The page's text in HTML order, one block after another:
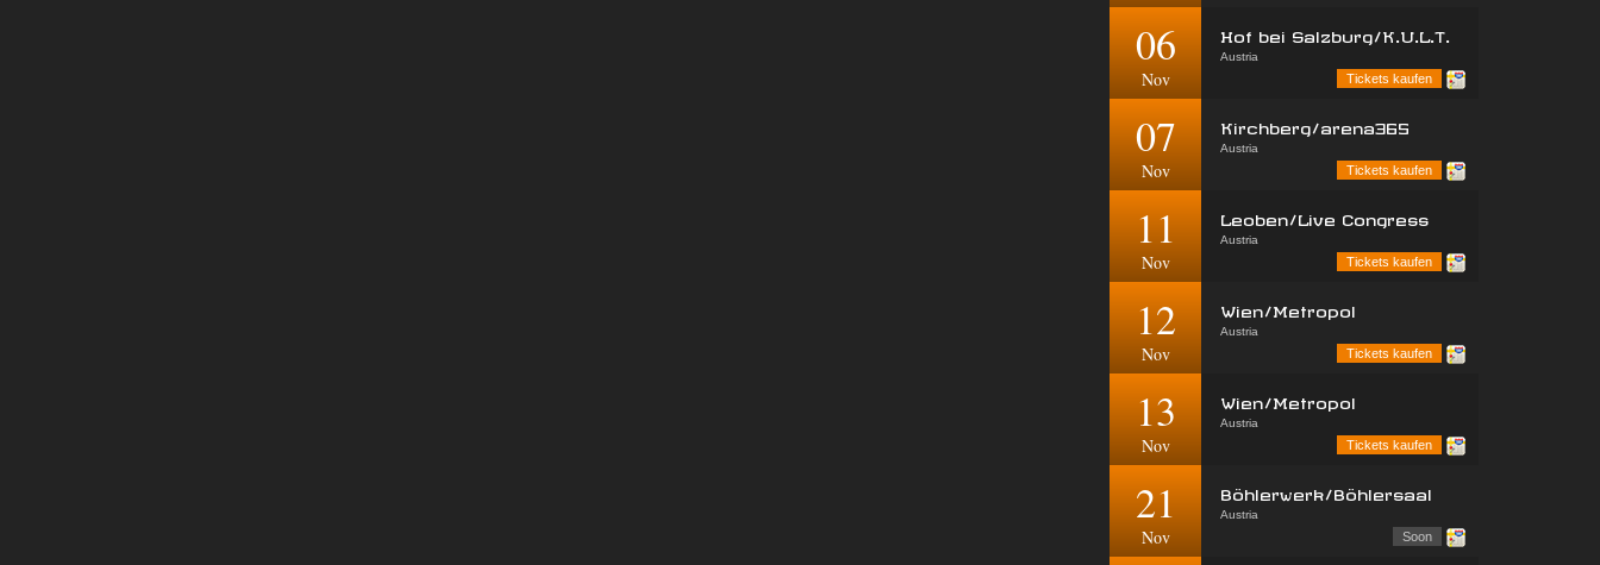
06
Nov
Hof bei Salzburg/K.U.L.T.
Austria
Tickets kaufen
07
Nov
Kirchberg/arena365
Austria
Tickets kaufen
11
Nov
Leoben/Live Congress
Austria
Tickets kaufen
12
Nov
Wien/Metropol
Austria
Tickets kaufen
13
Nov
Wien/Metropol
Austria
Tickets kaufen
21
Nov
Böhlerwerk/Böhlersaal
Austria
Soon